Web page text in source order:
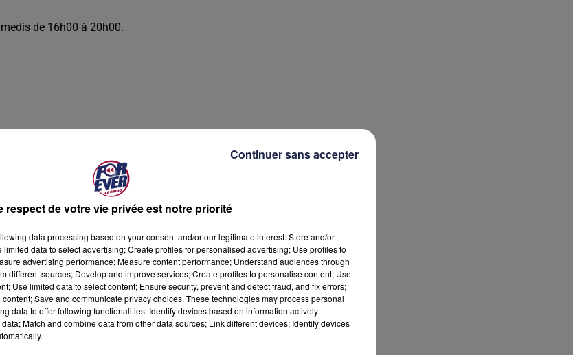
de 16h00 à 20h00.
respect de votre vie privée est notre priorité
data processing based on your consent and/or our legitimate interest: Store and/or
data to select advertising; Create profiles for personalised advertising; Use profiles to
advertising performance; Measure content performance; Understand audiences through
different sources; Develop and improve services; Create profiles to personalise content; Use
Use limited data to select content; Ensure security, prevent and detect fraud, and fix errors;
Save and communicate privacy choices. These technologies may process personal
data to offer following functionalities: Identify devices based on information actively
Match and combine data from other data sources; Link different devices; Identify devices
Continuer sans accepter